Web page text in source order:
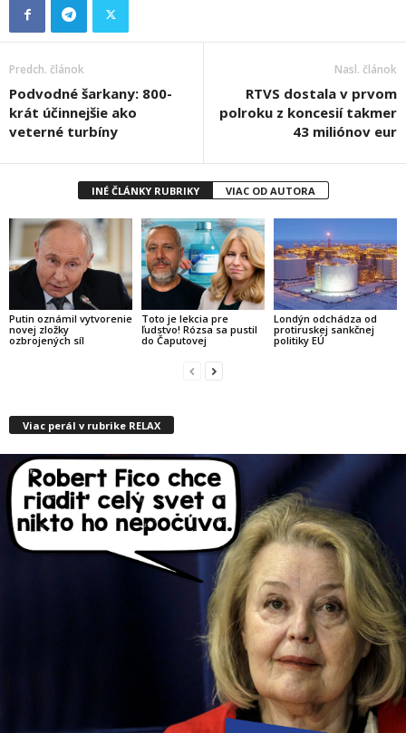
Predch. článok
Podvodné šarkany: 800-
krát účinnejšie ako
veterné turbíny
Nasl. článok
RTVS dostala v prvom
polroku z koncesií takmer
43 miliónov eur
INÉ ČLÁNKY RUBRIKY VIAC OD AUTORA
Putin oznámil vytvorenie
novej zložky
ozbrojených síl
Toto je lekcia pre
ľudstvo! Rózsa sa pustil
do Čaputovej
Londýn odchádza od
protiruskej sankčnej
politiky EÚ
Viac perál v rubrike RELAX